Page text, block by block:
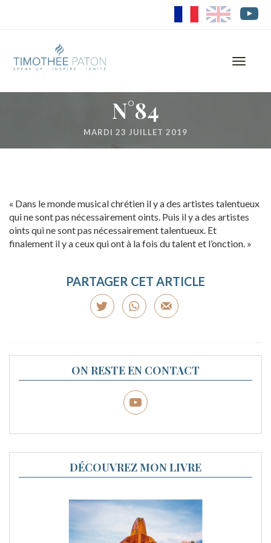
EN
Toggle
N°84
MARDI 23 JUILLET 2019
« Dans le monde musical chrétien il y a des artistes talentueux
qui ne sont pas nécessairement oints. Puis il y a des artistes
oints qui ne sont pas nécessairement talentueux. Et
finalement il y a ceux qui ont à la fois du talent et l’onction. »
PARTAGER CET ARTICLE
ON RESTE EN CONTACT
DÉCOUVREZ MON LIVRE